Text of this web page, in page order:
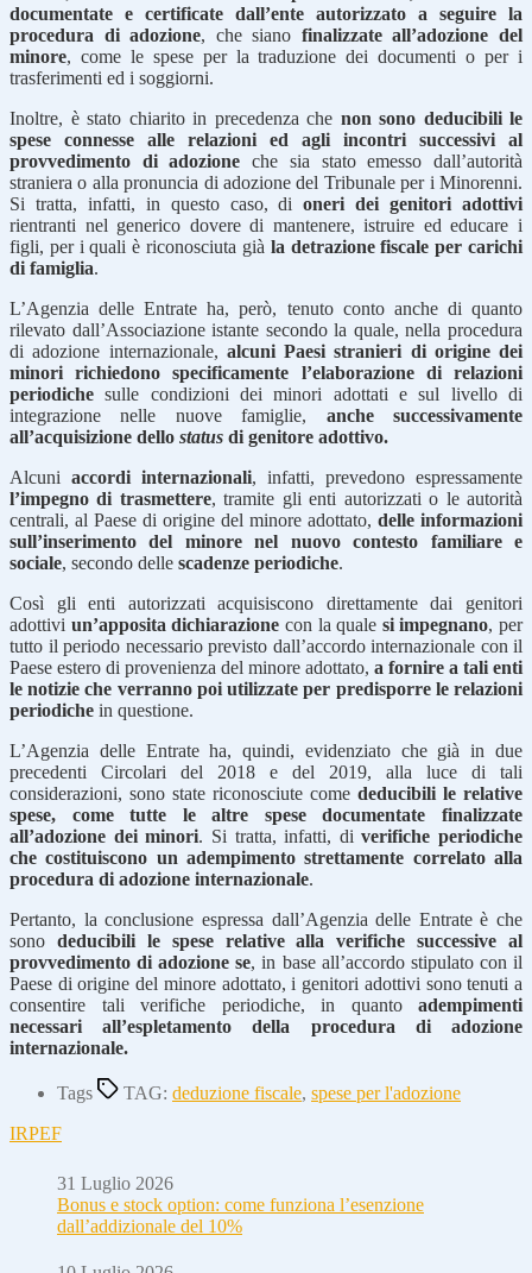
documentate e certificate dall’ente autorizzato a seguire la
procedura di adozione, che siano finalizzate all’adozione del
minore, come le spese per la traduzione dei documenti o per i
trasferimenti ed i soggiorni.
Inoltre, è stato chiarito in precedenza che non sono deducibili le
spese connesse alle relazioni ed agli incontri successivi al
provvedimento di adozione che sia stato emesso dall’autorità
straniera o alla pronuncia di adozione del Tribunale per i Minorenni.
Si tratta, infatti, in questo caso, dioneri dei genitori adottivi
rientranti nel generico dovere di mantenere, istruire ed educare i
figli, per i quali è riconosciuta già la detrazione fiscale per carichi
di famiglia.
L’Agenzia delle Entrate ha, però, tenuto conto anche di quanto
rilevato dall’Associazione istante secondo la quale, nella procedura
di adozione internazionale, alcuni Paesi stranieri di origine dei
minori richiedono specificamente l’elaborazione di relazioni
periodiche sulle condizioni dei minori adottati e sul livello di
integrazione nelle nuove famiglie, anche successivamente
all’acquisizione dello status di genitore adottivo.
Alcuni accordi internazionali, infatti, prevedono espressamente
l’impegno di trasmettere, tramite gli enti autorizzati o le autorità
centrali, al Paese di origine del minore adottato, delle informazioni
sull’inserimento del minore nel nuovo contesto familiare e
sociale, secondo delle scadenze periodiche.
Così gli enti autorizzati acquisiscono direttamente dai genitori
adottivi un’apposita dichiarazione con la quale si impegnano, per
tutto il periodo necessario previsto dall’accordo internazionale con il
Paese estero di provenienza del minore adottato, a fornire a tali enti
le notizie che verranno poi utilizzate per predisporre le relazioni
periodiche in questione.
L’Agenzia delle Entrate ha, quindi, evidenziato che già in due
precedenti Circolari del 2018 e del 2019, alla luce di tali
considerazioni, sono state riconosciute come deducibili le relative
spese, come tutte le altre spese documentate finalizzate
all’adozione dei minori. Si tratta, infatti, diverifiche periodiche
che costituiscono un adempimento strettamente correlato alla
procedura di adozione internazionale.
Pertanto, la conclusione espressa dall’Agenzia delle Entrate è che
sono deducibili le spese relative alla verifiche successive al
provvedimento di adozione se, in base all’accordo stipulato con il
Paese di origine del minore adottato, i genitori adottivi sono tenuti a
consentire tali verifiche periodiche, in quanto adempimenti
necessari all’espletamento della procedura di adozione
internazionale.
Tags TAG: deduzione fiscale, spese per l'adozione
IRPEF
31 Luglio 2026
Bonus e stock option: come funziona l’esenzione
dall’addizionale del 10%